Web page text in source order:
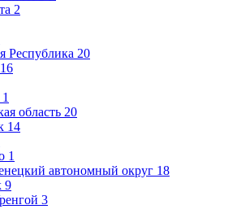
2
Республика 20
16
1
область 20
14
1
автономный округ 18
9
3